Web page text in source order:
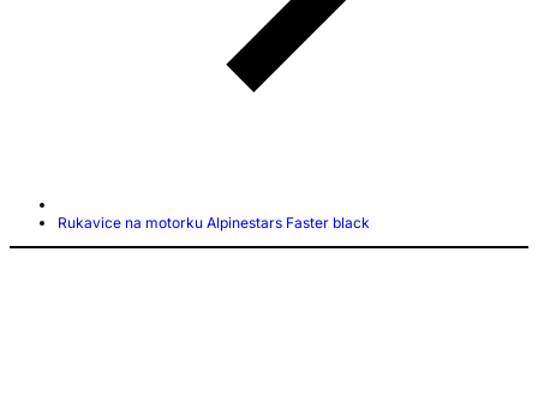
Rukavice na motorku Alpinestars Faster black